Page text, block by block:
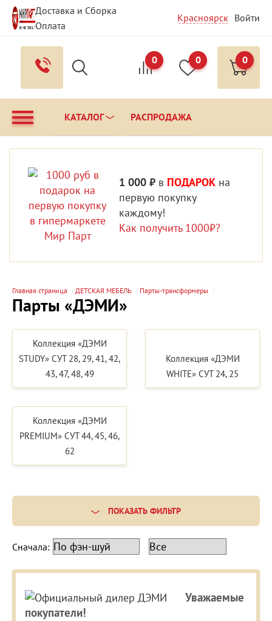
Доставка и Сборка
Оплата
Вопрос - Ответ
Контакты
Красноярск Войти
0 0 0
КАТАЛОГ РАСПРОДАЖА
1 000 ₽ в ПОДАРОК на
первую покупку
каждому!
Как получить 1000₽?
Главная страница ДЕТСКАЯ МЕБЕЛЬ Парты-трансформеры
Парты «ДЭМИ»
Коллекция «ДЭМИ
STUDY» СУТ 28, 29, 41, 42,
43, 47, 48, 49
Коллекция «ДЭМИ
WHITE» СУТ 24, 25
Коллекция «ДЭМИ
PREMIUM» СУТ 44, 45, 46,
62
ПОКАЗАТЬ ФИЛЬТР
Сначала:
Уважаемые
покупатели!